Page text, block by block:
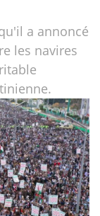
a annoncé
les navires